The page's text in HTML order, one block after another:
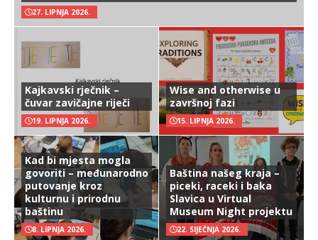
27. LIPNJA 2026.
Kajkavski rječnik –
čuvar zavičajne riječi
19. LIPNJA 2026.
Wise and otherwise u
završnoj fazi
15. LIPNJA 2026.
Kad bi mjesta mogla
govoriti – međunarodno
putovanje kroz
kulturnu i prirodnu
baštinu
8. LIPNJA 2026.
Baština našeg kraja –
piceki, raceki i baka
Slavica u Virtual
Museum Night projektu
22. SIJEČNJA 2026.